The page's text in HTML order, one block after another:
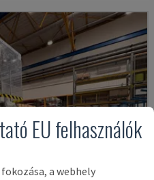
EU felhasználók
a webhely